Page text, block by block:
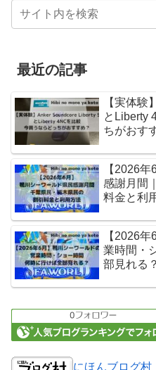
最近の記事
【実体験
とLiberty
ちがおす
【2026
感謝月間
料金と利
【2026
業時間・
部見れる？
にほんブログ村